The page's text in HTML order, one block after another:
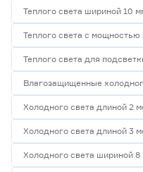
Теплого света шириной 10
Теплого света с мощностью
Теплого света для
Влагозащищенные
Холодного света длиной 2
Холодного света длиной 3
Холодного света шириной 8